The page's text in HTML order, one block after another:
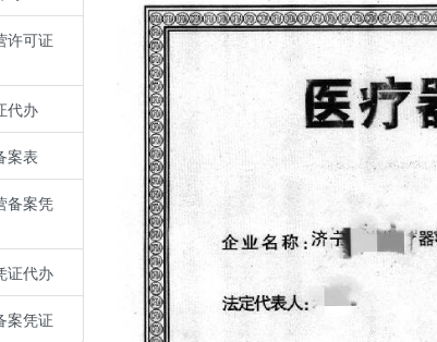
许可证
代办
案表
备案凭
证代办
案凭证